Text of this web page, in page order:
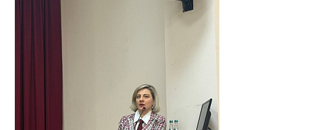
Бланки заявлений
Иностранному абитуриенту (Admission Committee)
Задать вопрос
Кафедры и подразделения
Награды
Сборники научных трудов
Получение доступов в системы ПМФИ